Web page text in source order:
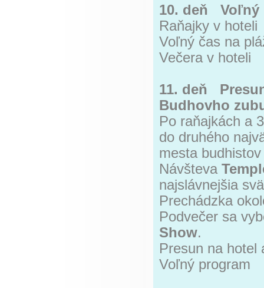
10. deň Voľný
Raňajky v hoteli
Voľný čas na
Večera v hoteli
11. deň
Budhovho
Po raňajkách a
do druhého
mesta
Návšteva
najslávnejšia
Prechádzka
Podvečer sa
Show.
Presun na hotel
Voľný program